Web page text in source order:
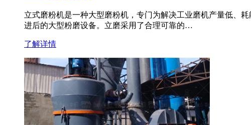
立式磨粉机是一种大型磨粉机，专门为解决工业磨机产量低、
进后的大型粉磨设备。立磨采用了合理可靠的…
了解详情